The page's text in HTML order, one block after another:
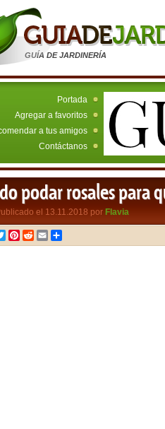
GUÍA DE JARDINERÍA
Portada
Agregar a favoritos
a tus amigos
Contáctanos
podar rosales para
el 13.11.2018 por Flavia
TwitterPinterest
RedditEmail